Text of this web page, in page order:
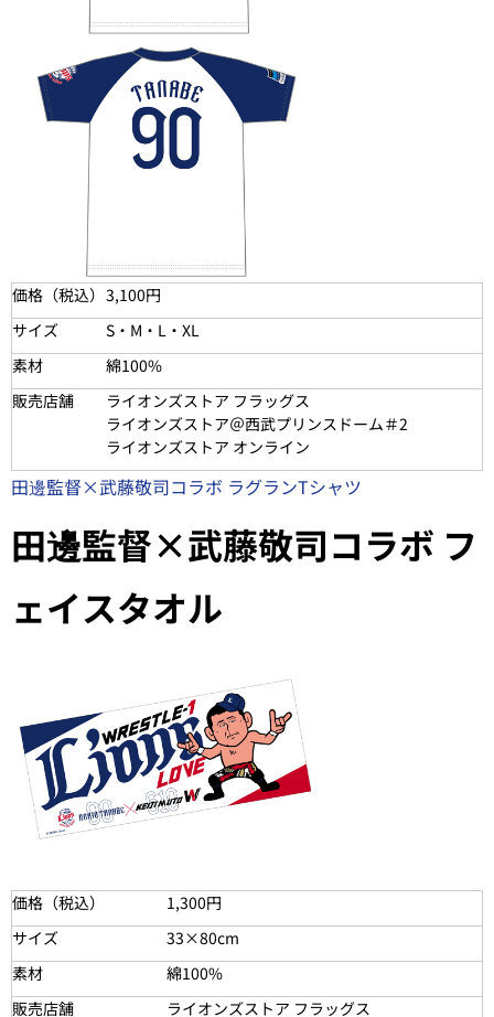
価格（税込） 3,100円
サイズ
S・M・L・XL
素材
綿100%
販売店舗
ライオンズストア フラッグス
ライオンズストア＠西武プリンスドーム＃2
ライオンズストア オンライン
田邊監督×武藤敬司コラボ ラグランTシャツ
田邊監督×武藤敬司コラボ フ
ェイスタオル
価格（税込）
1,300円
サイズ
33×80cm
素材
綿100%
販売店舗
ライオンズストア フラッグス